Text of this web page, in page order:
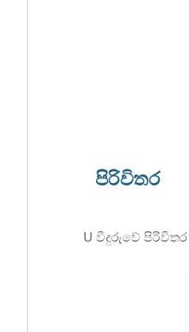
පිරිවිතර
U වීදුරුවේ